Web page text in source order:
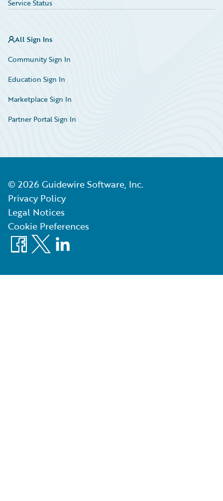
Service Status
All Sign Ins
Community Sign In
Education Sign In
Marketplace Sign In
Partner Portal Sign In
© 2026 Guidewire Software, Inc.
Privacy Policy
Legal Notices
Cookie Preferences
Facebook
X LinkedIn